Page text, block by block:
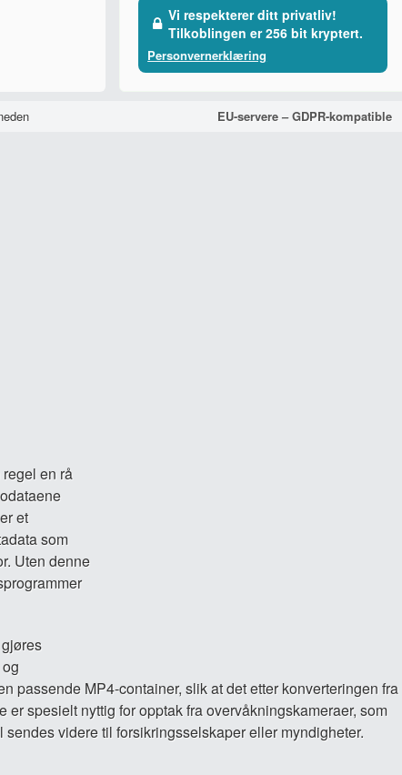
Vi respekterer ditt privatliv!
Tilkoblingen er 256 bit kryptert.
Personvernerklæring
EU-servere – GDPR-kompatible
en rå
et
som
Uten denne
passende MP4-container, slik at det etter konverteringen fra
spesielt nyttig for opptak fra overvåkningskameraer, som
videre til forsikringsselskaper eller myndigheter.